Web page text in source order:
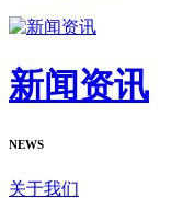
新闻资讯
NEWS
关于我们